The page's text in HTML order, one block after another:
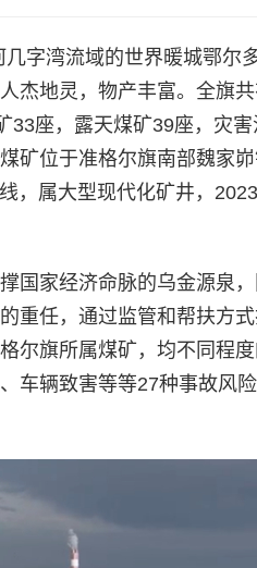
字湾流域的世界暖城鄂尔
杰地灵，物产丰富。全旗
座，露天煤矿39座，灾
矿位于准格尔旗南部魏家
，属大型现代化矿井，
国家经济命脉的乌金源泉
重任，通过监管和帮扶方
尔旗所属煤矿，均不同程
车辆致害等等27种事故风